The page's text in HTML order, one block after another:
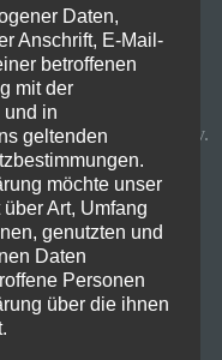
XT
S2H DDR4 (Rev.
Power 9 400W
Daten,
Anschrift, E-Mail-
betroffenen
mit der
und in
geltenden
möchte unser
Art, Umfang
genutzten und
Daten
Personen
über die ihnen